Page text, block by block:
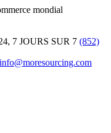
mondial
7 JOURS SUR 7 (852)
info@moresourcing.com